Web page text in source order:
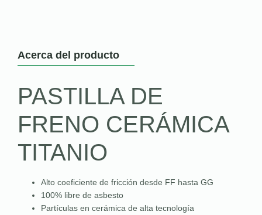
Acerca del producto
PASTILLA DE
FRENO CERÁMICA
TITANIO
Alto coeficiente de fricción desde FF hasta GG
100% libre de asbesto
Partículas en cerámica de alta tecnología